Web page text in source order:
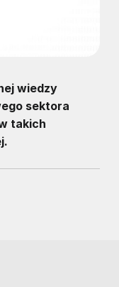
wiedzy
sektora
takich